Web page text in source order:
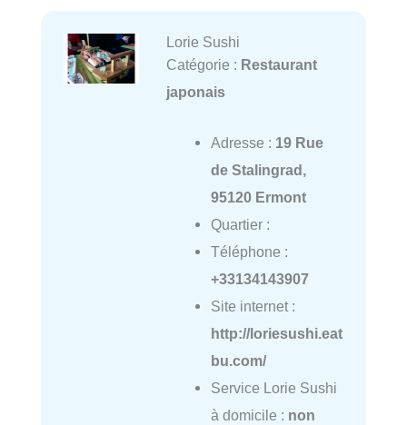
Lorie Sushi
Catégorie : Restaurant
japonais
Adresse : 19 Rue
de Stalingrad,
95120 Ermont
Quartier :
Téléphone :
+33134143907
Site internet :
http://loriesushi.eat
bu.com/
Service Lorie Sushi
à domicile : non